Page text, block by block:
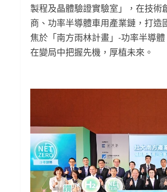
製程及晶體驗證實驗室」，在技
商、功率半導體車用產業鏈，打
焦於「南方雨林計畫」-功率半導
在變局中把握先機，厚植未來。